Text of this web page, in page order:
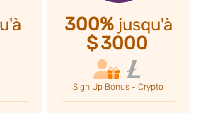
300%jusqu'à
$3000
Sign Up Bonus - Crypto